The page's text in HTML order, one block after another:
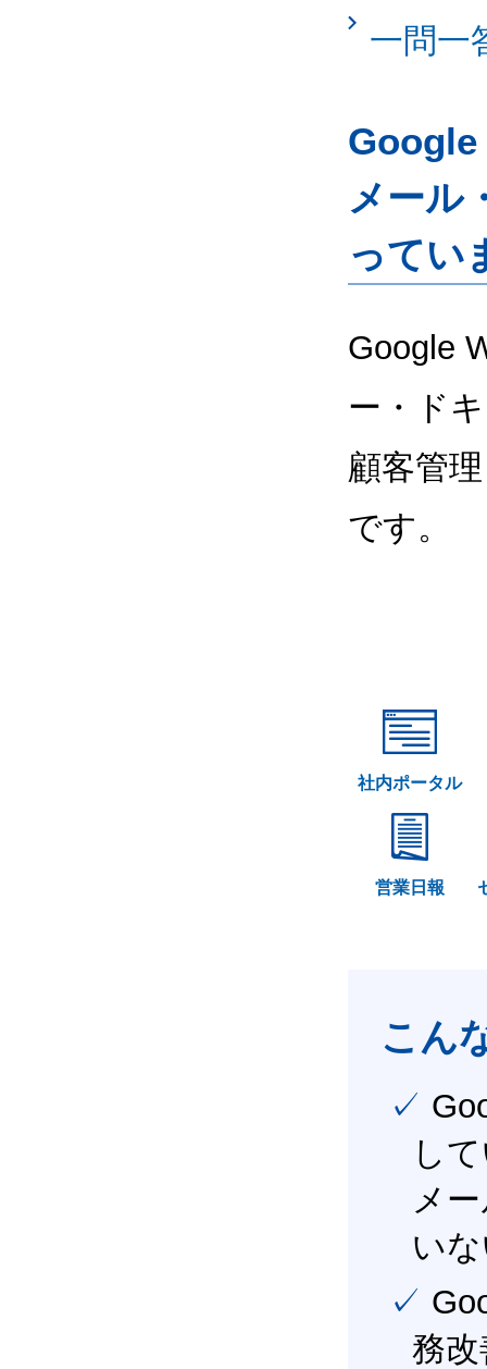
一問一
Google
メール
ってい
Google
ー・ド
顧客管
です。
社内ポータル
営業日報
こん
✓ Google Workspace（旧G Suite） を社内で導入
し
メ
い
✓ Google Workspace（旧G Suite） を活用し、業
務